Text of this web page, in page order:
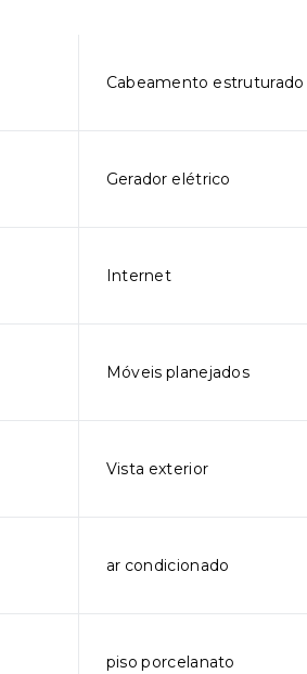
Cabeamento estruturado
Gerador elétrico
Internet
Móveis planejados
Vista exterior
ar condicionado
piso porcelanato